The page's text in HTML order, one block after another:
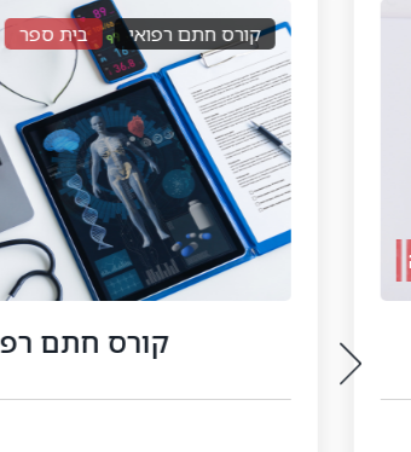
קורס חתם רפואי בית ספר דיגיטלי
קורס חתם רפואי